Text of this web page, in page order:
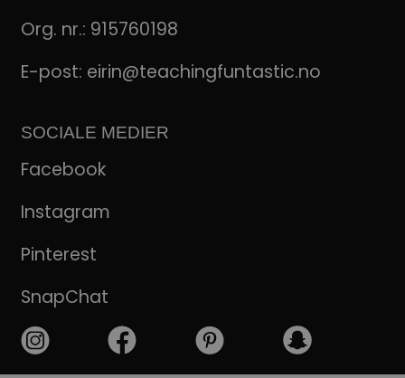
Org. nr.: 915760198
E-post: eirin@teachingfuntastic.no
SOCIALE MEDIER
Facebook
Instagram
Pinterest
SnapChat